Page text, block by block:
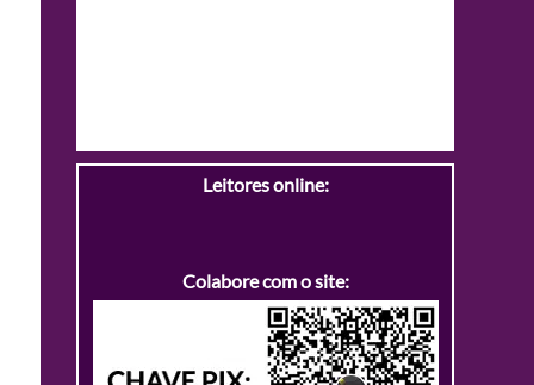
Leitores online:
Colabore com o site: